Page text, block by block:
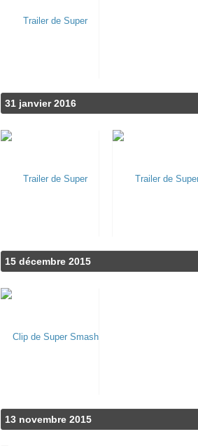
31 janvier 2016
15 décembre 2015
13 novembre 2015